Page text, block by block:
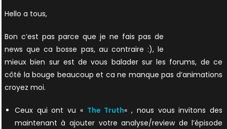
Hello a tous,
Bon c’est pas parce que je ne fais pas de
news que ca bosse pas, au contraire :), le
mieux bien sur est de vous balader sur les forums, de ce
côté la bouge beaucoup et ca ne manque pas d’animations
croyez moi.
Ceux qui ont vu « The Truth« , nous vous invitons des
maintenant à ajouter votre analyse/review de l’épisode